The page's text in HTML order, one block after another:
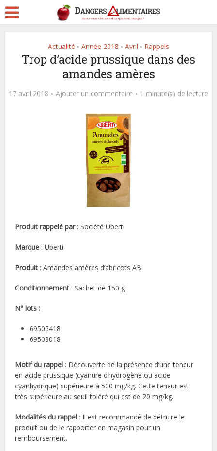
Actualité • Année 2018 • Avril • Rappels
Trop d’acide prussique dans des
amandes amères
17 avril 2018 Ajouter un commentaire 1 minute(s) de lecture
Produit rappelé par : Société Uberti
Marque : Uberti
Produit : Amandes amères d’abricots AB
Conditionnement : Sachet de 150 g
N° lots :
69505418
69508018
Motif du rappel : Découverte de la présence d’une teneur
en acide prussique (cyanure d’hydrogène ou acide
cyanhydrique) supérieure à 500 mg/kg. Cette teneur est
très supérieure au seuil toléré qui est de 20 mg/kg.
Modalités du rappel : Il est recommandé de détruire le
produit ou de le rapporter en magasin pour un
remboursement.